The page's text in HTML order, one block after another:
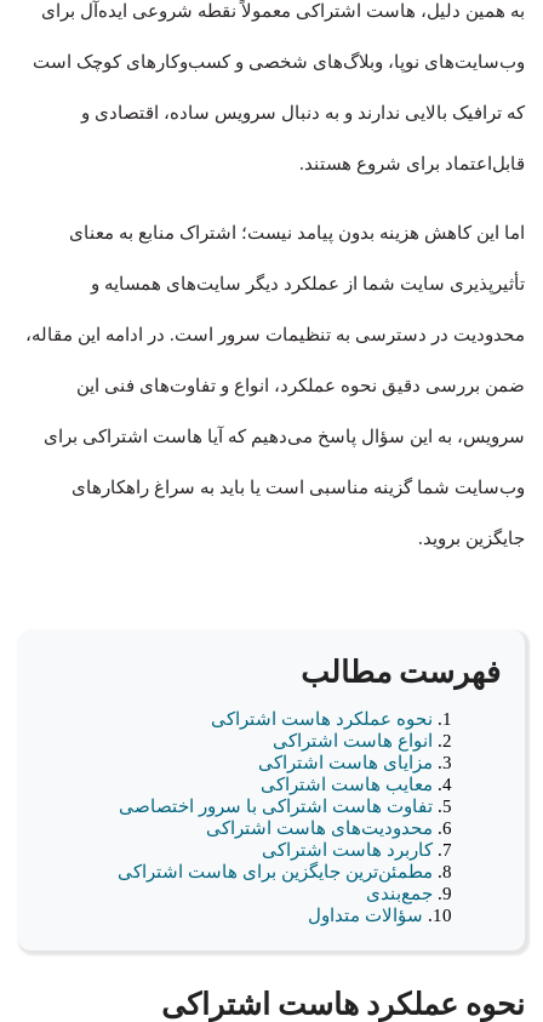
به همین دلیل، هاست اشتراکی معمولاً نقطه شروعی ایده‌آل برای
وب‌سایت‌های نوپا، وبلاگ‌های شخصی و کسب‌وکارهای کوچک است
که ترافیک بالایی ندارند و به دنبال سرویس ساده، اقتصادی و
قابل‌اعتماد برای شروع هستند.
اما این کاهش هزینه بدون پیامد نیست؛ اشتراک منابع به معنای
تأثیرپذیری سایت شما از عملکرد دیگر سایت‌های همسایه و
محدودیت در دسترسی به تنظیمات سرور است. در ادامه این مقاله،
ضمن بررسی دقیق نحوه عملکرد، انواع و تفاوت‌های فنی این
سرویس، به این سؤال پاسخ می‌دهیم که آیا هاست اشتراکی برای
وب‌سایت شما گزینه مناسبی است یا باید به سراغ راهکارهای
جایگزین بروید.
فهرست مطالب
نحوه عملکرد هاست اشتراکی
انواع هاست اشتراکی
مزایای هاست اشتراکی
معایب هاست اشتراکی
تفاوت هاست اشتراکی با سرور اختصاصی
محدودیت‌های هاست اشتراکی
کاربرد هاست اشتراکی
مطمئن‌ترین جایگزین برای هاست اشتراکی
جمع‌بندی
سؤالات متداول
نحوه عملکرد هاست اشتراکی